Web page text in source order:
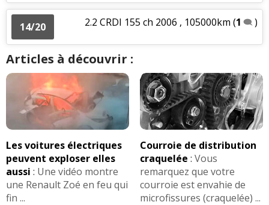
14/20 2.2 CRDI 155 ch 2006 , 105000km (1 )
Articles à découvrir :
Les voitures électriques
peuvent exploser elles
aussi : Une vidéo montre
une Renault Zoé en feu qui
fin ...
Courroie de distribution
craquelée : Vous
remarquez que votre
courroie est envahie de
microfissures (craquelée) ...